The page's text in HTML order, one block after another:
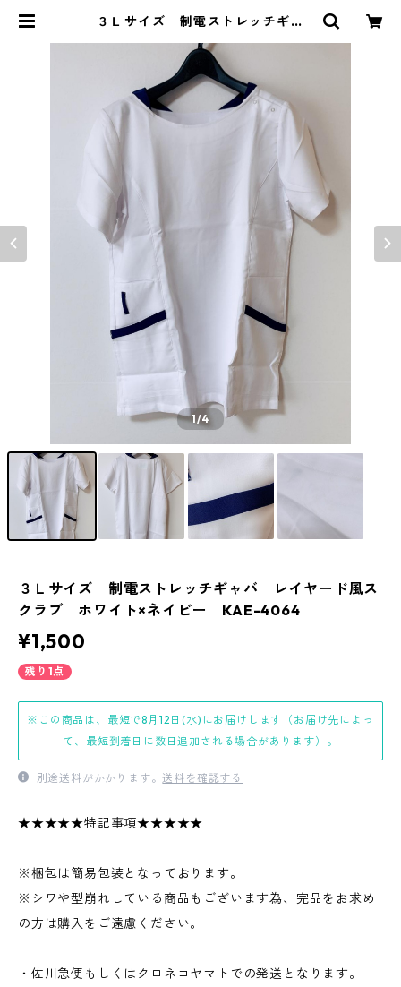
３Ｌサイズ 制電ストレッチギャ
ト×ネイビー KAE-4064 | DOLU
CK PRODUCE
1/4
３Ｌサイズ 制電ストレッチギャバ レイヤード風ス
クラブ ホワイト×ネイビー KAE-4064
¥1,500
残り1点
※この商品は、最短で8月12日(水)にお届けします（お届け先によっ
て、最短到着日に数日追加される場合があります）。
別途送料がかかります。送料を確認する
★★★★★特記事項★★★★★
※梱包は簡易包装となっております。
※シワや型崩れしている商品もございます為、完品をお求め
の方は購入をご遠慮ください。
・佐川急便もしくはクロネコヤマトでの発送となります。